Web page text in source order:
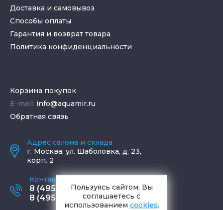
Доставка и самовывоз
Способы оплаты
Гарантия и возврат товара
Политика конфиденциальности
Корзина покупок
E-mail: info@aquamir.ru
Обратная связь
Адрес салона и склада
г. Москва, ул. Шаболовка, д. 23,
корп. 2
Контактные телефоны
8 (495) 795-77-65
8 (495) 797-11-67
Пользуясь сайтом, Вы
соглашаетесь с
использованием cookies.